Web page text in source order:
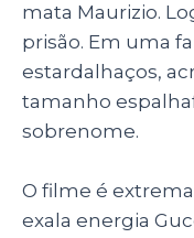
mata Maurizio.
prisão. Em uma
estardalhaços,
tamanho
sobrenome.
O filme é
exala energia